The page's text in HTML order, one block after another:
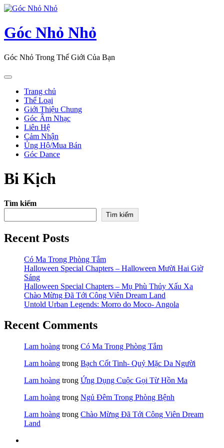
Skip
content
Góc Nhỏ Nhỏ
Góc Nhỏ Trong Thế Giới Của Bạn
Open
ButtonTrang chủ
Thể Loại
Giới Thiệu Chung
Góc Âm Nhạc
Liên Hệ
Cảm Nhận
Ủng Hộ/Mua Bán
Góc Dance
Close
Button
Bi Kịch
Tìm kiếm
Tìm kiếm
Recent Posts
Có Ma Trong Phòng Tắm
Halloween Special Chapters – Halloween Mười Hai Giờ
Sáng
Halloween Special Chapters – Mụ Phù Thủy Xấu Xa
Chào Mừng Đã Tới Công Viên Dream Land
Untold Urban Legends: Morro do Moco- Angola
Recent Comments
Lam hoàng trong Có Ma Trong Phòng Tắm
Lam hoàng trong Bạch Cốt Tinh- Quỷ Mặc Da Người
Lam hoàng trong Ứng Dụng Cuộc Gọi Từ Hồn Ma
Lam hoàng trong Ngủ Đêm Trong Phòng Bệnh
Lam hoàng trong Chào Mừng Đã Tới Công Viên Dream
Land